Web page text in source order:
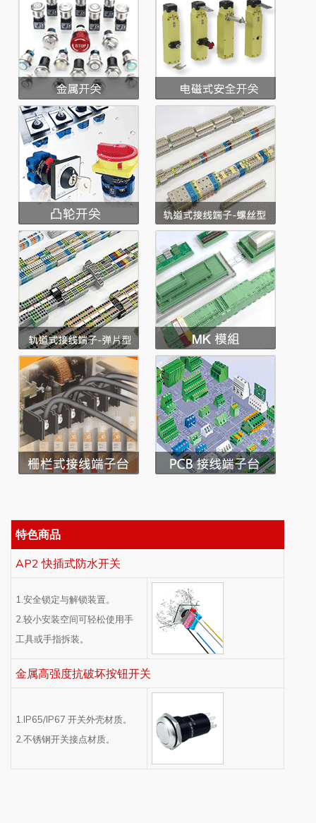
特色商品
AP2 快插式防水开关
1.安全锁定与解锁装置。
2.较小安装空间可轻松使用手
工具或手指拆装。
金属高强度抗破坏按钮开关
1.IP65/IP67 开关外壳材质。
2.不锈钢开关接点材质。